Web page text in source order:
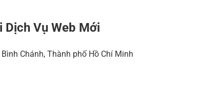
Dịch Vụ Web Mới
Chánh, Thành phố Hồ Chí Minh